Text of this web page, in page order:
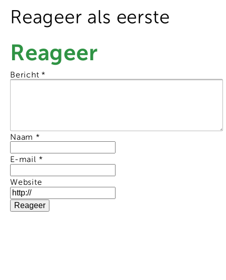
Reageer als eerste
Reageer
Bericht*
Naam *
E-mail *
Website